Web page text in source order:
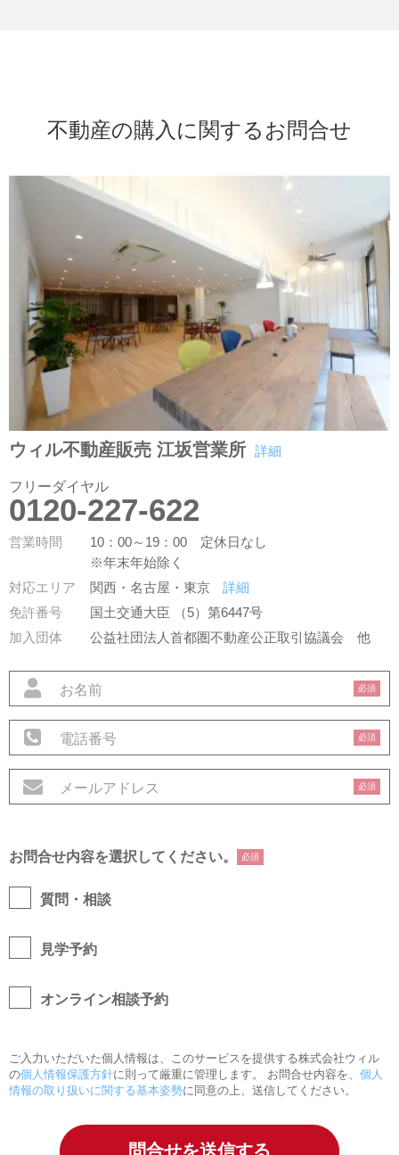
不動産の購入に関するお問合せ
ウィル不動産販売 江坂営業所 詳細
フリーダイヤル
0120-227-622
営業時間
10：00～19：00 定休日なし
※年末年始除く
対応エリア
関西・名古屋・東京
詳細
免許番号
国土交通大臣 （5）第6447号
加入団体
公益社団法人首都圏不動産公正取引協議会他
必須
必須
必須
お問合せ内容を選択してください。 必須
質問・相談
見学予約
オンライン相談予約
ご入力いただいた個人情報は、このサービスを提供する株式会社ウィル
の個人情報保護方針に則って厳重に管理します。 お問合せ内容を、 個人
情報の取り扱いに関する基本姿勢に同意の上、送信してください。